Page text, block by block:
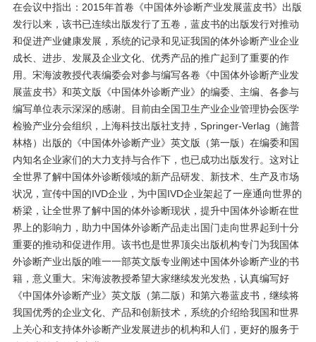
在会议中指出：2015年首卷《中国体外诊断产业发展蓝皮书》出版
发行以来，该书已连续出版发行了五卷，蓝皮书的出版发行对推动
和促进产业健康发展，系统的记录和见证我国的体外诊断产业企业
成长、进步、发展及企业文化、优秀产品的推广起到了重要的作
用。宋海波教授代表编委会对参与编写各卷《中国体外诊断产业发
展蓝皮书》和英文版《中国体外诊断产业》的编委、主编、各参与
编写单位表示深深的感谢。目前由全国卫生产业企业管理协会医学
检验产业分会组织，上海科技出版社支持，Springer-Verlag（施普
林格）出版的《中国体外诊断产业》英文版（第一版）在编委和国
内知名企业家们的大力支持与合作下，也已成功出版发行。这对让
全世界了解中国体外诊断领域的新产品研发、新技术、生产及市场
状况，宣传中国的IVD企业，为中国IVD企业架起了一座通向世界的
桥梁，让全世界了解中国的体外诊断现状，提升中国体外诊断在世
界上的影响力，助力中国体外诊断产品走出国门走向世界起到十分
重要的推动和促进作用。该书也是世界顶尖出版机构专门为我国体
外诊断产业出版的唯一一部英文版专业阐述中国体外诊断产业的书
籍，意义重大。宋海波教授希望大家继续发光发热，认真编写好
《中国体外诊断产业》英文版（第二版）和第六卷蓝皮书，继续将
我国优秀的企业文化、产品和创新技术，系统的介绍给我国和世界
上关心和支持体外诊断产业发展进步的机构和人们，更好的服务于